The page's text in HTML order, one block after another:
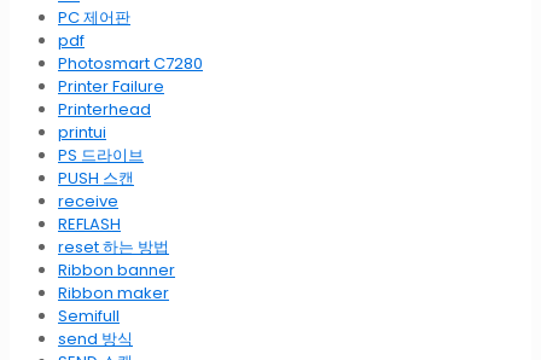
PC 제어판
pdf
Photosmart C7280
Printer Failure
Printerhead
printui
PS 드라이브
PUSH 스캔
receive
REFLASH
reset 하는 방법
Ribbon banner
Ribbon maker
Semifull
send 방식